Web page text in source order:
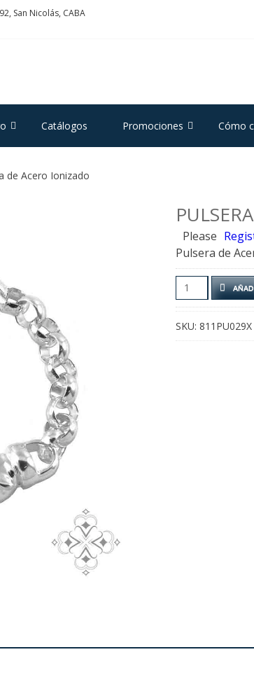
San Nicolás, CABA
Catálogos Promociones Cómo
de Acero Ionizado
Please
Pulsera de
Pulsera
de
Ionizado
SKU:811PU029X